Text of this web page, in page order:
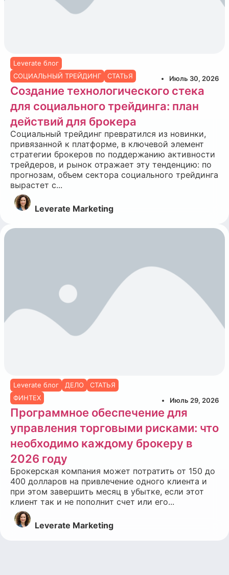
Leverate блог
СОЦИАЛЬНЫЙ ТРЕЙДИНГ
СТАТЬЯ Июль 30, 2026
Создание технологического стека
для социального трейдинга: план
действий для брокера
Социальный трейдинг превратился из новинки,
привязанной к платформе, в ключевой элемент
стратегии брокеров по поддержанию активности
трейдеров, и рынок отражает эту тенденцию: по
прогнозам, объем сектора социального трейдинга
вырастет с...
Leverate Marketing
Leverate блог ДЕЛО
СТАТЬЯ
ФИНТЕХ
Июль 29, 2026
Программное обеспечение для
управления торговыми рисками: что
необходимо каждому брокеру в
2026 году
Брокерская компания может потратить от 150 до
400 долларов на привлечение одного клиента и
при этом завершить месяц в убытке, если этот
клиент так и не пополнит счет или его...
Leverate Marketing